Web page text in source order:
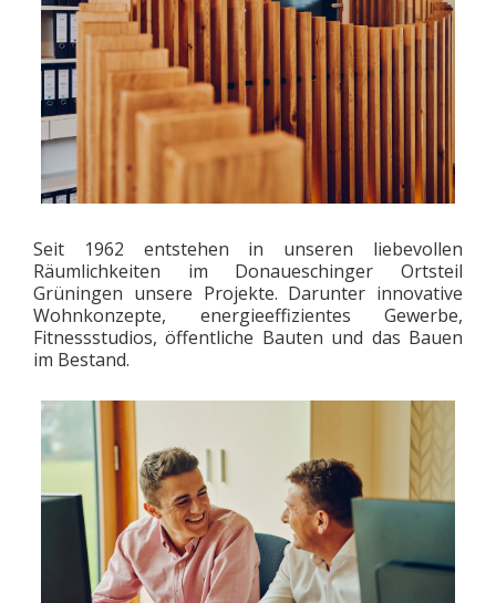
Seit 1962 entstehen in unseren liebevollen
Räumlichkeiten im Donaueschinger Ortsteil
Grüningen unsere Projekte. Darunter innovative
Wohnkonzepte, energieeffizientes Gewerbe,
Fitnessstudios, öffentliche Bauten und das Bauen
im Bestand.